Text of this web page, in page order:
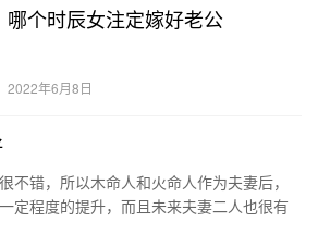
哪个时辰女注定嫁好老公
2022年6月8日
不错，所以木命人和火命人作为夫妻后，
定程度的提升，而且未来夫妻二人也很有